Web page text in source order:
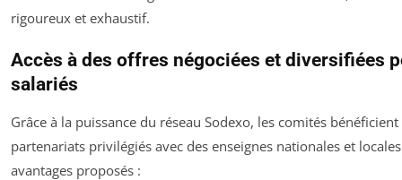
rigoureux et exhaustif.
Accès à des offres négociées et diversifiées
salariés
Grâce à la puissance du réseau Sodexo, les comités bénéficient
partenariats privilégiés avec des enseignes nationales et
avantages proposés :